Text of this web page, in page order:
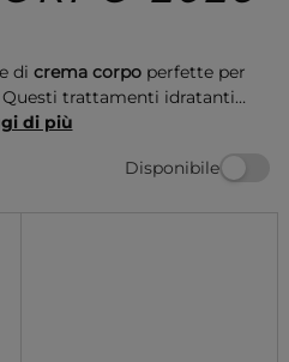
di crema corpoperfette per
Questi trattamenti idratanti
e benessere, ideali per
rinunciare alla praticità.
di più
Disponibile